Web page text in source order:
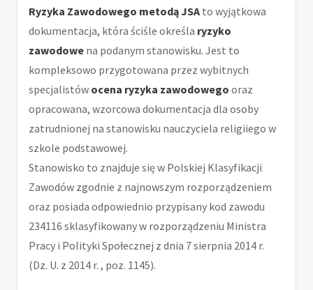
Ryzyka Zawodowego metodą JSA to wyjątkowa
dokumentacja, która ściśle określa ryzyko
zawodowe na podanym stanowisku. Jest to
kompleksowo przygotowana przez wybitnych
specjalistów ocena ryzyka zawodowego oraz
opracowana, wzorcowa dokumentacja dla osoby
zatrudnionej na stanowisku nauczyciela religiiego w
szkole podstawowej.
Stanowisko to znajduje się w Polskiej Klasyfikacji
Zawodów zgodnie z najnowszym rozporządzeniem
oraz posiada odpowiednio przypisany kod zawodu
234116 sklasyfikowany w rozporządzeniu Ministra
Pracy i Polityki Społecznej z dnia 7 sierpnia 2014 r.
(Dz. U. z 2014 r. , poz. 1145).